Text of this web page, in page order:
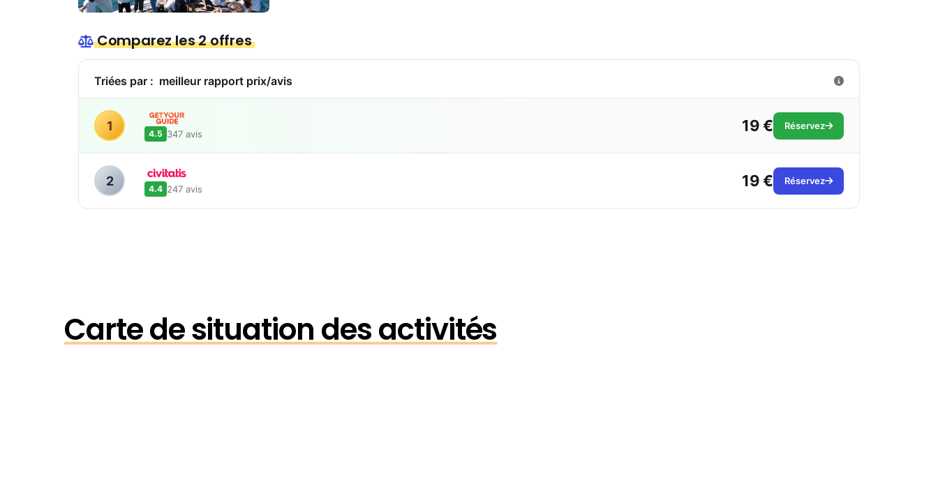
Comparez les 2 offres
Triées par : meilleur rapport prix/avis
1
4.5 347 avis 19 € Réservez
2
4.4 247 avis 19 € Réservez
Carte de situation des activités